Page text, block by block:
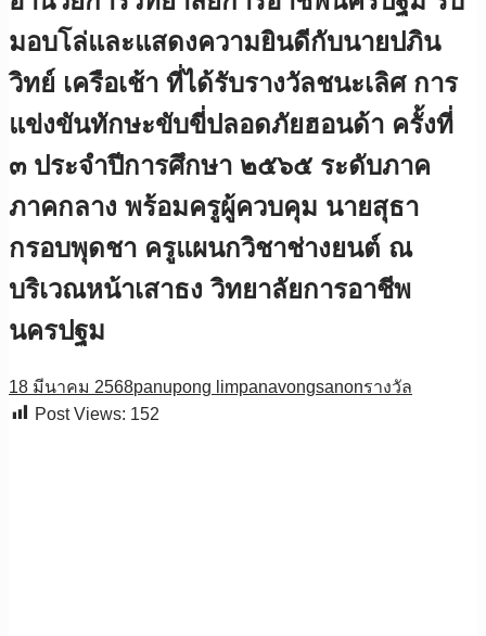
มอบโล่และแสดงความยินดีกับนายปภิน
วิทย์ เครือเช้า ที่ได้รับรางวัลชนะเลิศ การ
แข่งขันทักษะขับขี่ปลอดภัยฮอนด้า ครั้งที่
๓ ประจำปีการศึกษา ๒๕๖๕ ระดับภาค
ภาคกลาง พร้อมครูผู้ควบคุม นายสุธา
กรอบพุดชา ครูแผนกวิชาช่างยนต์ ณ
บริเวณหน้าเสาธง วิทยาลัยการอาชีพ
นครปฐม
18 มีนาคม 2568panupong limpanavongsanonรางวัล
Post Views: 152